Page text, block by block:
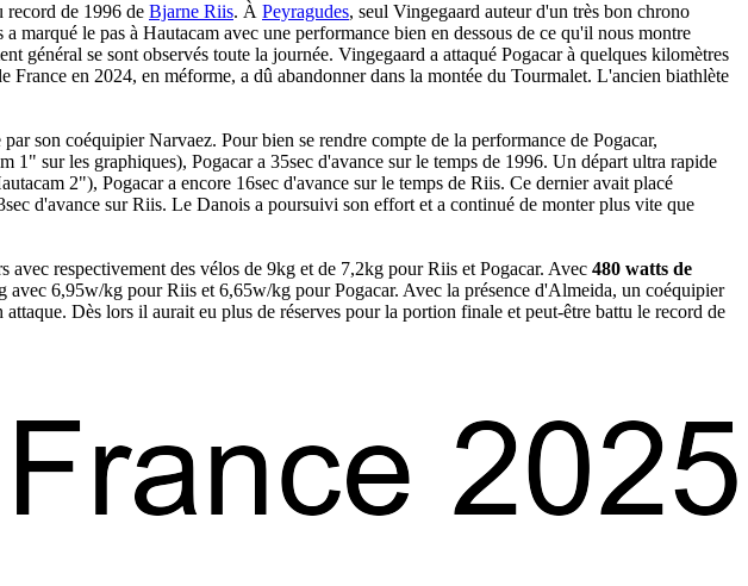
record de 1996 de Bjarne Riis. À Peyragudes, seul Vingegaard auteur d'un très bon chrono
marqué le pas à Hautacam avec une performance bien en dessous de ce qu'il nous montre
général se sont observés toute la journée. Vingegaard a attaqué Pogacar à quelques kilomètres
France en 2024, en méforme, a dû abandonner dans la montée du Tourmalet. L'ancien biathlète
son coéquipier Narvaez. Pour bien se rendre compte de la performance de Pogacar,
sur les graphiques), Pogacar a 35sec d'avance sur le temps de 1996. Un départ ultra rapide
2"), Pogacar a encore 16sec d'avance sur le temps de Riis. Ce dernier avait placé
d'avance sur Riis. Le Danois a poursuivi son effort et a continué de monter plus vite que
avec respectivement des vélos de 9kg et de 7,2kg pour Riis et Pogacar. Avec 480 watts de
6,95w/kg pour Riis et 6,65w/kg pour Pogacar. Avec la présence d'Almeida, un coéquipier
Dès lors il aurait eu plus de réserves pour la portion finale et peut-être battu le record de